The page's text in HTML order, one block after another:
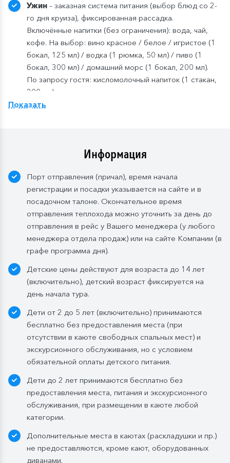
Ужин – заказная система питания (выбор блюд со 2-
го дня круиза), фиксированная рассадка.
Включённые напитки (без ограничения): вода, чай,
кофе. На выбор: вино красное / белое / игристое (1
бокал, 125 мл) / водка (1 рюмка, 50 мл) / пиво (1
бокал, 300 мл) / домашний морс (1 бокал, 200 мл).
По запросу гостя: кисломолочный напиток (1 стакан,
200 мл).
Компания
Показать
Информация
Порт отправления (причал), время начала
регистрации и посадки указывается на сайте и в
посадочном талоне. Окончательное время
отправления теплохода можно уточнить за день до
отправления в рейс у Вашего менеджера (у любого
менеджера отдела продаж) или на сайте Компании (в
графе программа дня).
Детские цены действуют для возраста до 14 лет
(включительно), детский возраст фиксируется на
день начала тура.
Дети от 2 до 5 лет (включительно) принимаются
бесплатно без предоставления места (при
отсутствии в каюте свободных спальных мест) и
экскурсионного обслуживания, но с условием
обязательной оплаты детского питания.
Дети до 2 лет принимаются бесплатно без
предоставления места, питания и экскурсионного
обслуживания, при размещении в каюте любой
категории.
Дополнительные места в каютах (раскладушки и пр.)
не предоставляются, кроме кают, оборудованных
диванами.